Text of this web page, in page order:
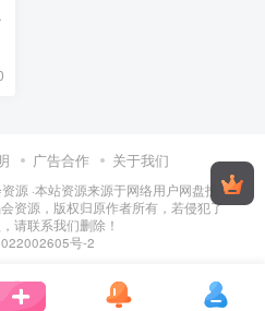
广告合作 关于我们
源 ·本站资源来源于网络用户网盘投
资源，版权归原作者所有，若侵犯了
请联系我们删除！
号-2